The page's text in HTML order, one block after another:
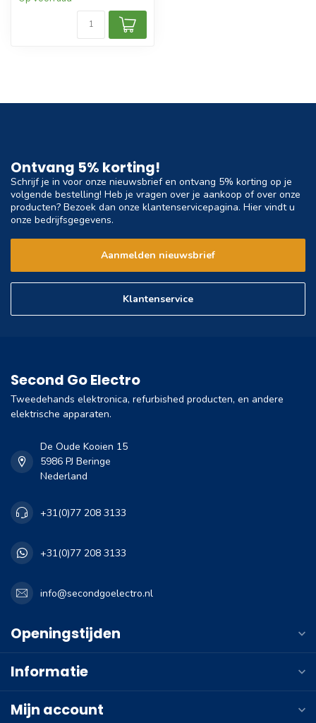
Ontvang 5% korting!
Schrijf je in voor onze nieuwsbrief en ontvang 5% korting op je
volgende bestelling! Heb je vragen over je aankoop of over onze
producten? Bezoek dan onze klantenservicepagina. Hier vindt u
onze bedrijfsgegevens.
Aanmelden nieuwsbrief
Klantenservice
Second Go Electro
Tweedehands elektronica, refurbished producten, en andere
elektrische apparaten.
De Oude Kooien 15
5986 PJ Beringe
Nederland
+31(0)77 208 3133
+31(0)77 208 3133
info@secondgoelectro.nl
Openingstijden
Informatie
Mijn account